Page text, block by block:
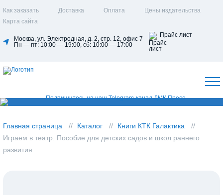
Как заказать Доставка Оплата
Цены издательства
Карта сайта
Москва, ул. Электродная, д. 2, стр. 12, офис 7
Пн — пт: 10:00 — 19:00, сб: 10:00 — 17:00
Прайс лист
Главная страница Каталог
Книги КТК Галактика
Играем в театр. Пособие для детских садов и школ раннего
развития